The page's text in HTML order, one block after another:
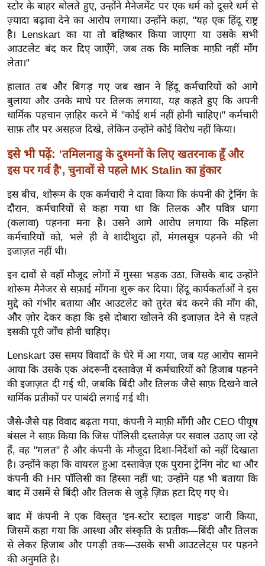
ज
ग
त
ऑ
व
र्ल्ड
न्यू
ज
ब्री
फ
नो
रं
ज
न
ग
त
बॉ
ली
ड
हॉ
ली
ड
फि
ल्म
स
मी
B
r
e
स्टोर के बाहर बोलते हुए, उन्होंने मैनेजमेंट पर एक धर्म को दूसरे धर्म से
ज़्यादा बढ़ावा देने का आरोप लगाया। उन्होंने कहा, "यह एक हिंदू राष्ट्र
है। Lenskart का या तो बहिष्कार किया जाएगा या उसके सभी
आउटलेट बंद कर दिए जाएँगे, जब तक कि मालिक माफ़ी नहीं माँग
लेता।"
हालात तब और बिगड़ गए जब खान ने हिंदू कर्मचारियों को आगे
बुलाया और उनके माथे पर तिलक लगाया, यह कहते हुए कि अपनी
धार्मिक पहचान ज़ाहिर करने में "कोई शर्म नहीं होनी चाहिए।" कर्मचारी
साफ़ तौर पर असहज दिखे, लेकिन उन्होंने कोई विरोध नहीं किया।
इसे भी पढ़ें: 'तमिलनाडु के दुश्मनों के लिए खतरनाक हूँ और
इस पर गर्व है', चुनावों से पहले MK Stalin का हुंकार
इस बीच, शोरूम के एक कर्मचारी ने दावा किया कि कंपनी की ट्रेनिंग के
दौरान, कर्मचारियों से कहा गया था कि तिलक और पवित्र धागा
(कलावा) पहनना मना है। उसने आगे आरोप लगाया कि महिला
कर्मचारियों को, भले ही वे शादीशुदा हों, मंगलसूत्र पहनने की भी
इजाज़त नहीं थी।
इन दावों से वहाँ मौजूद लोगों में गुस्सा भड़क उठा, जिसके बाद उन्होंने
शोरूम मैनेजर से सफ़ाई माँगना शुरू कर दिया। हिंदू कार्यकर्ताओं ने इस
मुद्दे को गंभीर बताया और आउटलेट को तुरंत बंद करने की माँग की,
और ज़ोर देकर कहा कि इसे दोबारा खोलने की इजाज़त देने से पहले
इसकी पूरी जाँच होनी चाहिए।
Lenskart उस समय विवादों के घेरे में आ गया, जब यह आरोप सामने
आया कि उसके एक अंदरूनी दस्तावेज़ में कर्मचारियों को हिजाब पहनने
की इजाज़त दी गई थी, जबकि बिंदी और तिलक जैसे साफ़ दिखने वाले
धार्मिक प्रतीकों पर पाबंदी लगाई गई थी।
जैसे-जैसे यह विवाद बढ़ता गया, कंपनी ने माफ़ी माँगी और CEO पीयूष
बंसल ने साफ़ किया कि जिस पॉलिसी दस्तावेज़ पर सवाल उठाए जा रहे
हैं, वह "गलत" है और कंपनी के मौजूदा दिशा-निर्देशों को नहीं दिखाता
है। उन्होंने कहा कि वायरल हुआ दस्तावेज़ एक पुराना ट्रेनिंग नोट था और
कंपनी की HR पॉलिसी का हिस्सा नहीं था; उन्होंने यह भी बताया कि
बाद में उसमें से बिंदी और तिलक से जुड़े ज़िक्र हटा दिए गए थे।
बाद में कंपनी ने एक विस्तृत 'इन-स्टोर स्टाइल गाइड' जारी किया,
जिसमें कहा गया कि आस्था और संस्कृति के प्रतीक—बिंदी और तिलक
से लेकर हिजाब और पगड़ी तक—उसके सभी आउटलेट्स पर पहनने
की अनुमति है।